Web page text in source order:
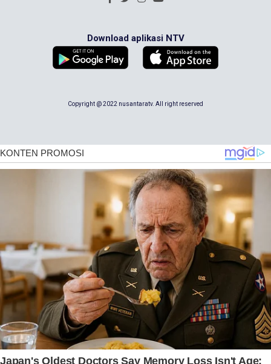
Download aplikasi NTV
Copyright @ 2022 nusantaratv. All right reserved